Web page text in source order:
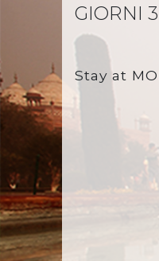
GIORNI
Stay at